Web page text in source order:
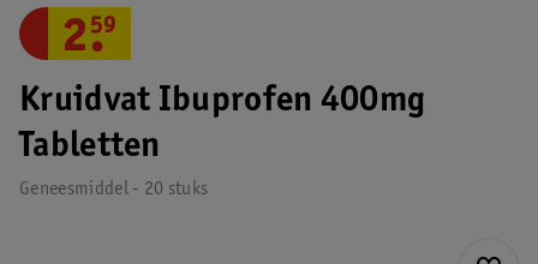
Kruidvat Ibuprofen 400mg
Tabletten
Geneesmiddel - 20 stuks
2.
59